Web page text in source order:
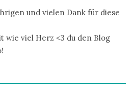
und vielen Dank für diese
wie viel Herz <3 du den Blog